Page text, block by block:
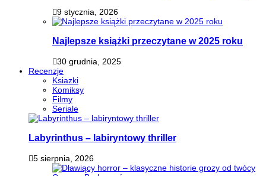
9 stycznia, 2026
Najlepsze książki przeczytane w 2025 roku
30 grudnia, 2025
Recenzje
Ksiazki
Komiksy
Filmy
Seriale
Labyrinthus – labiryntowy thriller
5 sierpnia, 2026